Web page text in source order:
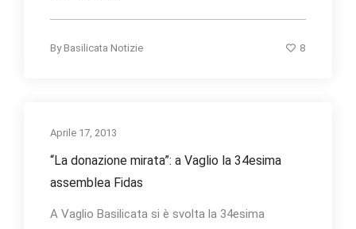
By Basilicata Notizie 8
Aprile 17, 2013
“La donazione mirata”: a Vaglio la 34esima
assemblea Fidas
A Vaglio Basilicata si è svolta la 34esima